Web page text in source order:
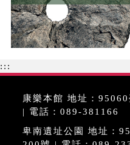
:::
康樂本館 地址：
| 電話：089-381166
卑南遺址公園 地址：